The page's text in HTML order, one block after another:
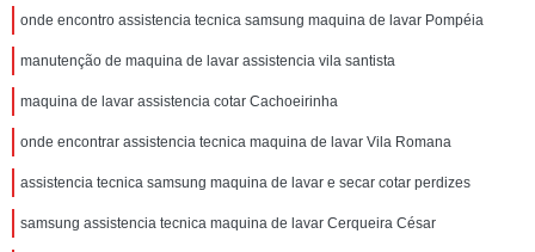
onde encontro assistencia tecnica samsung maquina de lavar Pompéia
manutenção de maquina de lavar assistencia vila santista
maquina de lavar assistencia cotar Cachoeirinha
onde encontrar assistencia tecnica maquina de lavar Vila Romana
assistencia tecnica samsung maquina de lavar e secar cotar perdizes
samsung assistencia tecnica maquina de lavar Cerqueira César